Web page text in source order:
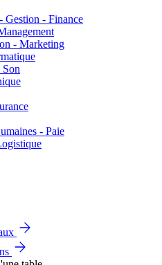
Gestion - Finance
- Marketing
- Paie